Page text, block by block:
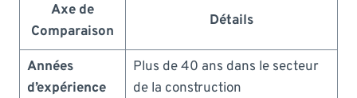
Axe de
Comparaison
Détails
Années
d’expérience
Plus de 40 ans dans le secteur
de la construction